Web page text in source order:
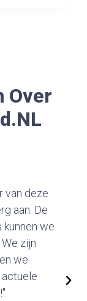
Over
van deze
aan. De
we
zijn
we
actuele